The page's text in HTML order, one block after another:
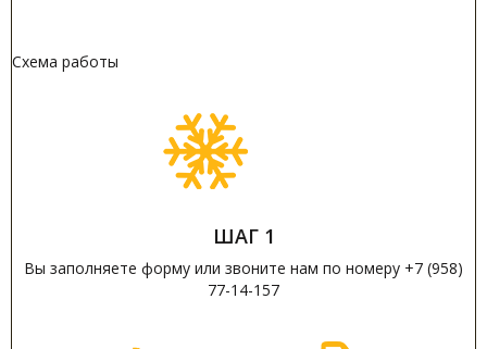
Схема работы
ШАГ 1
Вы заполняете форму или звоните нам по номеру +7 (958)
77-14-157